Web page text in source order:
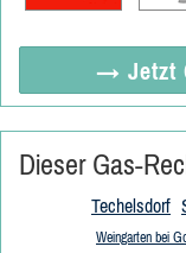
→ Jetzt
Dieser Gas-
Techelsdorf
Weingarten bei